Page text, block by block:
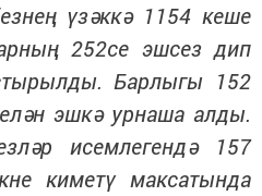
үзәккә 1154 кеше
252се эшсез дип
Барлыгы 152
эшкә урнаша алды.
исемлегендә 157
киметү максатында